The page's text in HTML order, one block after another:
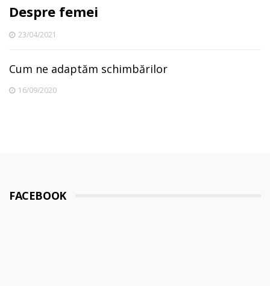
Despre femei
23/04/2021
Cum ne adaptăm schimbărilor
16/09/2020
FACEBOOK